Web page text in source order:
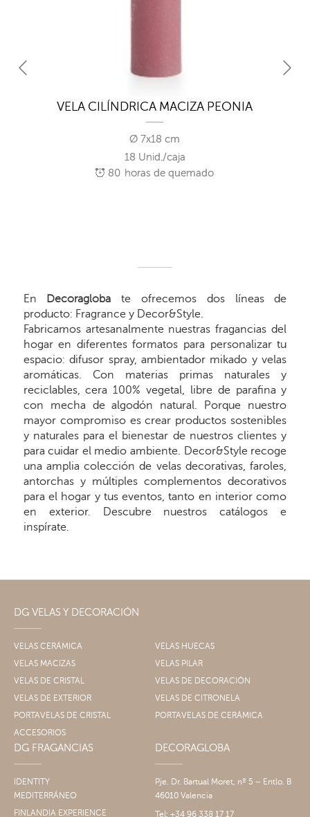
VELA CILÍNDRICA MACIZA PEONIA
Ø 7x18 cm
18 Unid./caja
80 horas de quemado
En Decoragloba te ofrecemos dos líneas de
producto: Fragrance y Decor&Style.
Fabricamos artesanalmente nuestras fragancias del
hogar en diferentes formatos para personalizar tu
espacio: difusor spray, ambientador mikado y velas
aromáticas. Con materias primas naturales y
reciclables, cera 100% vegetal, libre de parafina y
con mecha de algodón natural. Porque nuestro
mayor compromiso es crear productos sostenibles
y naturales para el bienestar de nuestros clientes y
para cuidar el medio ambiente. Decor&Style recoge
una amplia colección de velas decorativas, faroles,
antorchas y múltiples complementos decorativos
para el hogar y tus eventos, tanto en interior como
en exterior. Descubre nuestros catálogos e
inspírate.
DG VELAS Y DECORACIÓN
VELAS CERÁMICA
VELAS HUECAS
VELAS MACIZAS
VELAS PILAR
VELAS DE CRISTAL
VELAS DE DECORACIÓN
VELAS DE EXTERIOR
VELAS DE CITRONELA
PORTAVELAS DE CRISTAL
PORTAVELAS DE CERÁMICA
ACCESORIOS
DG FRAGANCIAS
IDENTITY
MEDITERRÁNEO
FINLANDIA EXPERIENCE
DECORAGLOBA
Pje. Dr. Bartual Moret, nº 5 – Entlo. B
46010 Valencia
Tel: +34 96 338 17 17